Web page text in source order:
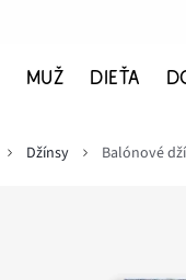
MUŽ DIEŤA
Džínsy Balónové